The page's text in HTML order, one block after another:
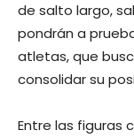
de salto largo,
pondrán a
atletas, que
consolidar su
Entre las figuras